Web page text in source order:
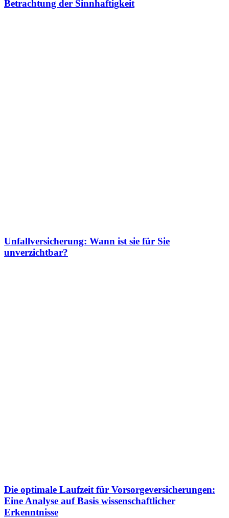
Betrachtung der Sinnhaftigkeit
Unfallversicherung: Wann ist sie für Sie
unverzichtbar?
Die optimale Laufzeit für Vorsorgeversicherungen:
Eine Analyse auf Basis wissenschaftlicher
Erkenntnisse